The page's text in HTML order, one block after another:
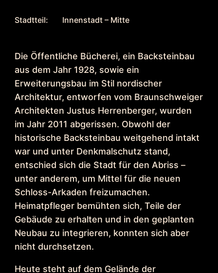
Stadtteil: Innenstadt – Mitte
Die Öffentliche Bücherei, ein Backsteinbau
aus dem Jahr 1928, sowie ein
Erweiterungsbau im Stil nordischer
Architektur, entworfen vom Braunschweiger
Architekten Justus Herrenberger, wurden
im Jahr 2011 abgerissen. Obwohl der
historische Backsteinbau weitgehend intakt
war und unter Denkmalschutz stand,
entschied sich die Stadt für den Abriss –
unter anderem, um Mittel für die neuen
Schloss-Arkaden freizumachen.
Heimatpfleger bemühten sich, Teile der
Gebäude zu erhalten und in den geplanten
Neubau zu integrieren, konnten sich aber
nicht durchsetzen.
Heute steht auf dem Gelände der